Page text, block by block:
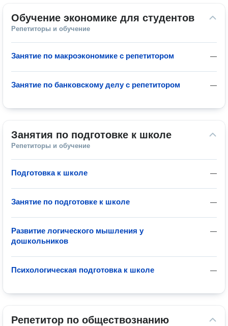
Обучение экономике для студентов
Репетиторы и обучение
—
Занятие по макроэкономике с репетитором
—
Занятие по банковскому делу с репетитором
Занятия по подготовке к школе
Репетиторы и обучение
—
Подготовка к школе
—
Занятие по подготовке к школе
—
Развитие логического мышления у
дошкольников
—
Психологическая подготовка к школе
Репетитор по обществознанию